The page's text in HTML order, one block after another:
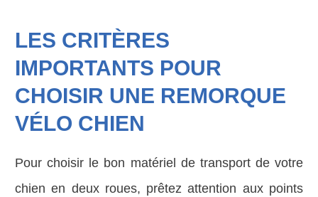
LES CRITÈRES
IMPORTANTS POUR
CHOISIR UNE REMORQUE
VÉLO CHIEN
Pour choisir le bon matériel de transport de votre
chien en deux roues, prêtez attention aux points